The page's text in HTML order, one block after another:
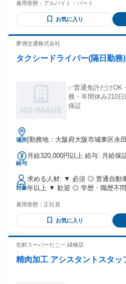
══════════════════ 【応募条件】 ⏩3年以上の施設警
備経験者 または3年以上の設備
ス・設備点検など） ⏩日勤・夜勤両方できる方歓迎！ 柔軟に
クOK ＊曜日固定可 ＊ブランクOK ✅学歴不問 ✅フリーター
員】【交通誘導警備員】【監視
トなど 前職の雇用形態は一切不
雇用形態： アルバイト・パート
お気に入り
夢洲交通株式会社
タクシードライバー(隔日勤
✅普通免許だけOK
務・年間休み210
保証
場所[勤務地：大阪府大阪市城東区永
給与
月給320,000円以上 給与: 月給保証制度：入社3ヶ月間は月給
対象
求める人材: ▼ 必須 ◎ 普通自動車免許（AT限定可）取得後3
年以上 ▼ 歓迎 ◎ 学歴・職歴不問 ◎ 業界・職種未経験OK ◎
雇用形態： 正社員
お気に入り
生鮮スーパーたこ一 緑橋店
精肉加工 アシスタントスタッ